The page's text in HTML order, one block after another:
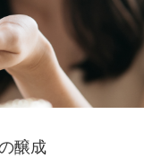
醸成